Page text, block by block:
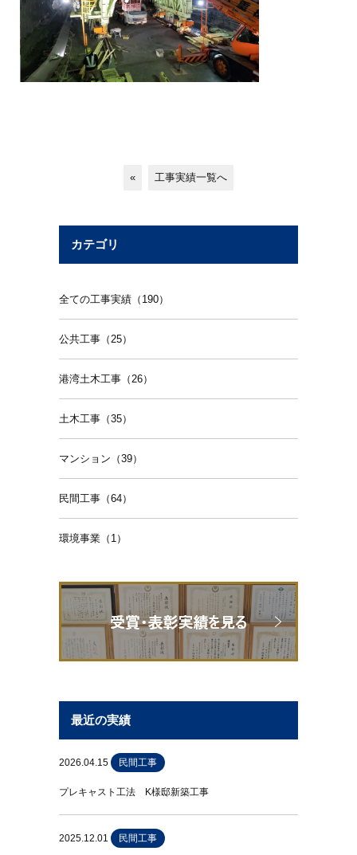
« 工事実績一覧へ
カテゴリ
全ての工事実績（190）
公共工事（25）
港湾土木工事（26）
土木工事（35）
マンション（39）
民間工事（64）
環境事業（1）
最近の実績
2026.04.15 民間工事
プレキャスト工法 K様邸新築工事
2025.12.01 民間工事